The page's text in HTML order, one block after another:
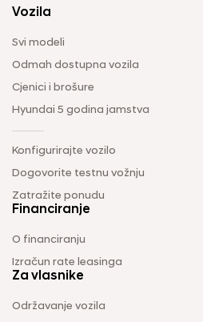
Vozila
Svi modeli
Odmah dostupna vozila
Cjenici i brošure
Hyundai 5 godina jamstva
Konfigurirajte vozilo
Dogovorite testnu vožnju
Zatražite ponudu
Financiranje
O financiranju
Izračun rate leasinga
Za vlasnike
Održavanje vozila